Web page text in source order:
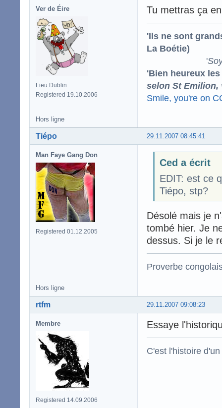
Ver de Éire
Lieu Dublin
Registered 19.10.2006
Tu mettras ça
'Ils ne sont
La Boétie)
'
'Bien heureux
selon St Emilion,
Smile, you're on
Hors ligne
29.11.2007 08:45:41
Tiépo
Man Faye Gang Don
Registered 01.12.2005
Ced a écrit
EDIT: est ce
Tiépo, stp?
Désolé mais je
tombé hier. Je
dessus. Si je le
Proverbe
Hors ligne
29.11.2007 09:08:23
rtfm
Membre
Registered 14.09.2006
Essaye
C'est l'histoire